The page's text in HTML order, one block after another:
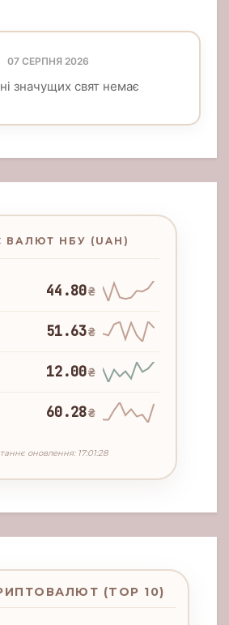
07 СЕРПНЯ 2026
значущих свят немає
ВАЛЮТ НБУ (UAH)
44.80₴
51.63₴
12.00₴
60.28₴
оновлення: 17:01:28
(TOP 10)